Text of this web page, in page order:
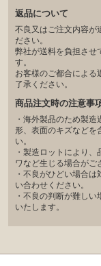
返品について
不良又はご注文内容が
ださい。
弊社が送料を負担させ
す。
お客様のご都合による
了承ください。
商品注文時の注意事
・海外製品のため製
形、表面のキズなどを
い。
・製造ロットにより
ワなど生じる場合がご
・不良がひどい場合
い合わせください。
・不良の判断が難し
いたします。